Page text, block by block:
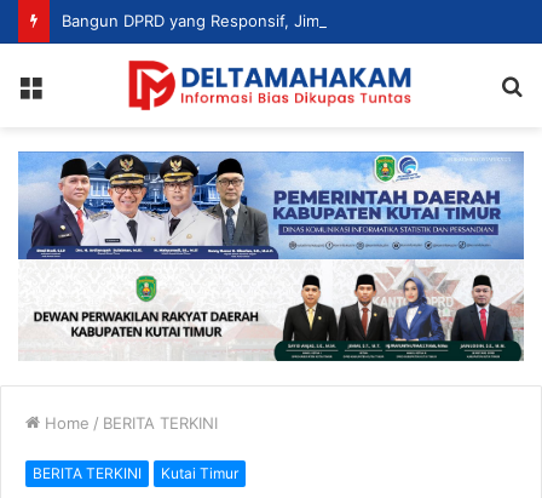
Home / BERITA TERKINI
BERITA TERKINI Kutai Timur